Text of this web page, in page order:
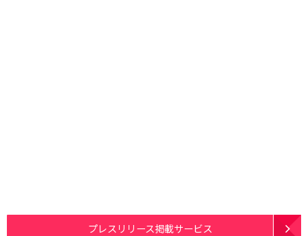
プレスリリース掲載サービス